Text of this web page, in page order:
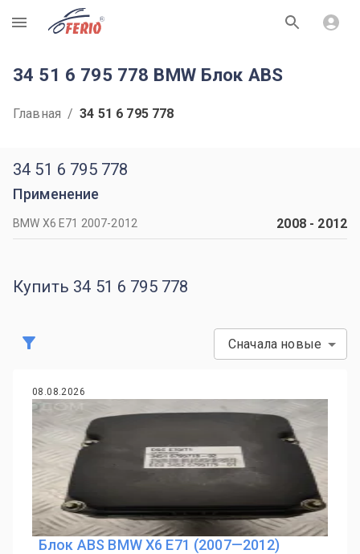
R
34 51 6 795 778 BMW Блок ABS
Главная / 34 51 6 795 778
34 51 6 795 778
Применение
BMW X6 Е71 2007-2012 2008- 2012
Купить 34 51 6 795 778
Сначала новые
08.08.2026
Блок ABS BMW X6 E71 (2007—2012)